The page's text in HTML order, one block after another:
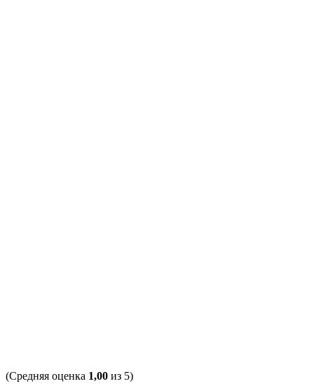
(Средняя оценка 1,00 из 5)